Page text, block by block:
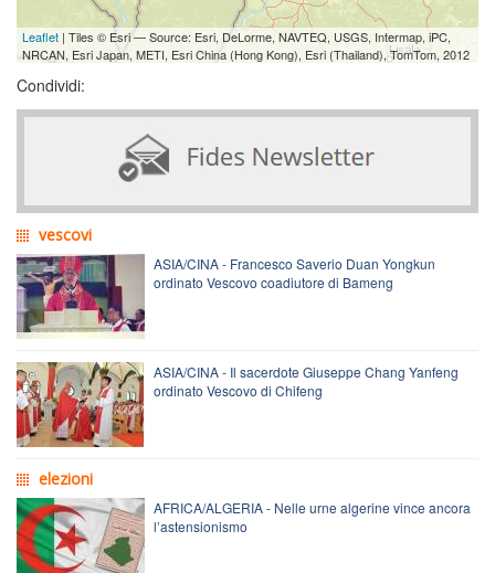
Leaflet | Tiles © Esri — Source: Esri, DeLorme, NAVTEQ, USGS, Intermap, iPC,
NRCAN, Esri Japan, METI, Esri China (Hong Kong), Esri (Thailand), TomTom, 2012
Condividi:
vescovi
ASIA/CINA - Francesco Saverio Duan Yongkun
ordinato Vescovo coadiutore di Bameng
ASIA/CINA - Il sacerdote Giuseppe Chang Yanfeng
ordinato Vescovo di Chifeng
elezioni
AFRICA/ALGERIA - Nelle urne algerine vince ancora
l’astensionismo